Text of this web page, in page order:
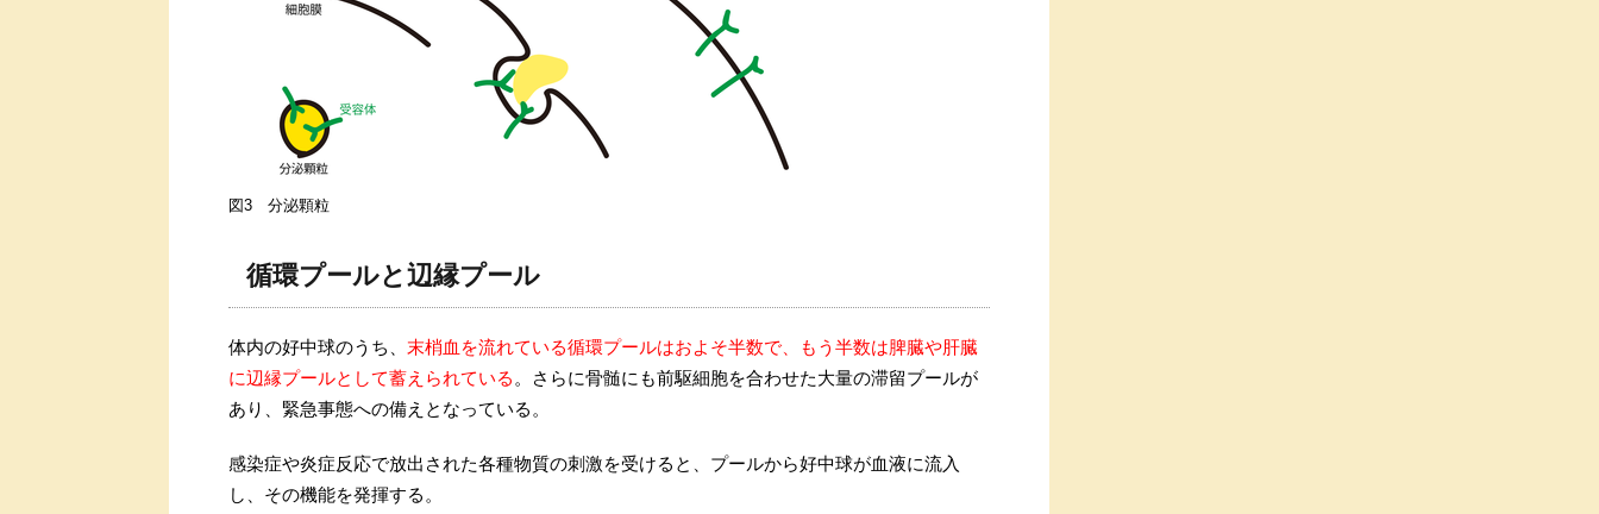
図3 分泌顆粒
循環プールと辺縁プール
体内の好中球のうち、 末梢血を流れている循環プールはおよそ半数で、もう半数は脾臓や肝臓
に辺縁プールとして蓄えられている 。さらに骨髄にも前駆細胞を合わせた大量の滞留プールが
あり、緊急事態への備えとなっている。
感染症や炎症反応で放出された各種物質の刺激を受けると、プールから好中球が血液に流入
し、その機能を発揮する。